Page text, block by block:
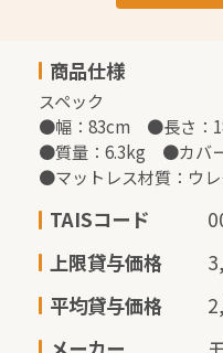
商品仕様
スペック
●幅：83cm　●長さ：
●質量：6.3kg　●カバ
●マットレス材質：ウ
TAISコード
上限貸与価格
平均貸与価格